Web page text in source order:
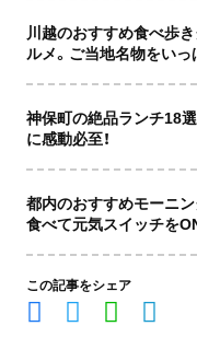
川越のおすすめ食べ歩き
ルメ。ご当地名物をいっ
神保町の絶品ランチ18
に感動必至！
都内のおすすめモーニ
食べて元気スイッチを
この記事をシェア